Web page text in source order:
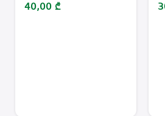
40,00 ₾